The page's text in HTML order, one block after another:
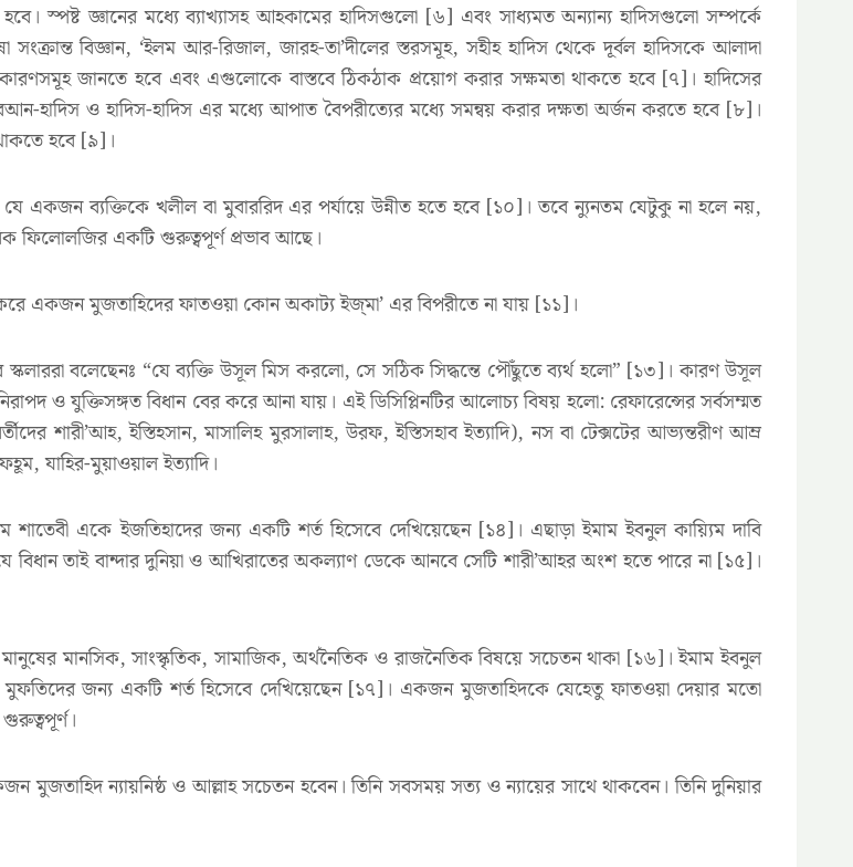
স্পষ্ট জ্ঞানের মধ্যে ব্যাখ্যাসহ আহকামের হাদিসগুলো [৬] এবং সাধ্যমত অন্যান্য হাদিসগুলো সম্পর্কে
সংক্রান্ত বিজ্ঞান, ‘ইলম আর-রিজাল, জারহ-তা’দীলের স্তরসমূহ, সহীহ হাদিস থেকে দূর্বল হাদিসকে আলাদা
জানতে হবে এবং এগুলোকে বাস্তবে ঠিকঠাক প্রয়োগ করার সক্ষমতা থাকতে হবে [৭]। হাদিসের
হাদিস ও হাদিস-হাদিস এর মধ্যে আপাত বৈপরীত্যের মধ্যে সমন্বয় করার দক্ষতা অর্জন করতে হবে [৮]।
হবে [৯]।
একজন ব্যক্তিকে খলীল বা মুবাররিদ এর পর্যায়ে উন্নীত হতে হবে [১০]। তবে ন্যুনতম যেটুকু না হলে নয়,
ফিলোলজির একটি গুরুত্বপূর্ণ প্রভাব আছে।
একজন মুজতাহিদের ফাতওয়া কোন অকাট্য ইজ্মা’ এর বিপরীতে না যায় [১১]।
বলেছেনঃ “যে ব্যক্তি উসূল মিস করলো, সে সঠিক সিদ্ধন্তে পৌঁছুতে ব্যর্থ হলো” [১৩]। কারণ উসূল
ও যুক্তিসঙ্গত বিধান বের করে আনা যায়। এই ডিসিপ্লিনটির আলোচ্য বিষয় হলো: রেফারেন্সের সর্বসম্মত
শারী’আহ, ইস্তিহসান, মাসালিহ মুরসালাহ, উরফ, ইস্তিসহাব ইত্যাদি), নস বা টেক্সটের আভ্যন্তরীণ আম্র
যাহির-মুয়াওয়াল ইত্যাদি।
একে ইজতিহাদের জন্য একটি শর্ত হিসেবে দেখিয়েছেন [১৪]। এছাড়া ইমাম ইবনুল কায়্যিম দাবি
বিধান তাই বান্দার দুনিয়া ও আখিরাতের অকল্যাণ ডেকে আনবে সেটি শারী’আহর অংশ হতে পারে না [১৫]।
মানসিক, সাংস্কৃতিক, সামাজিক, অর্থনৈতিক ও রাজনৈতিক বিষয়ে সচেতন থাকা [১৬]। ইমাম ইবনুল
মুফতিদের জন্য একটি শর্ত হিসেবে দেখিয়েছেন [১৭]। একজন মুজতাহিদকে যেহেতু ফাতওয়া দেয়ার মতো
ন্যায়নিষ্ঠ ও আল্লাহ সচেতন হবেন। তিনি সবসময় সত্য ও ন্যায়ের সাথে থাকবেন। তিনি দুনিয়ার